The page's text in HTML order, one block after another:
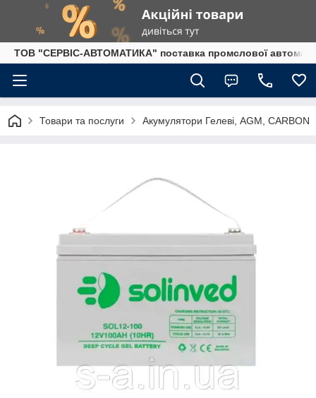
ТОВ "СЕРВІС-АВТОМАТИКА" поставка промслової
Товари та послуги Акумулятори Гелеві, AGM, CARBON